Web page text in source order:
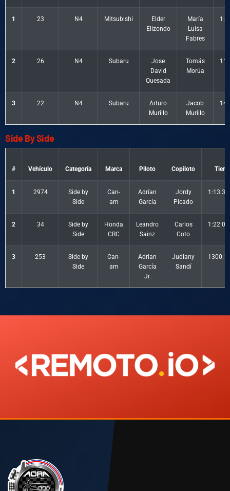
1 23 N4 Mitsubishi
Elder
Elizondo
María
Luisa
Fabres
2 26 N4 Subaru
Jose
David
Quesada
Tomás
Morúa
3 22 N4 Subaru
Arturo
Murillo
Jacob
Murillo
Side By Side
# Vehículo Categoría Marca Piloto Copiloto
1 2974
Side by
Side
Can-
am
Adrían
García
Jordy
Picado
2 34
Side by
Side
Honda
CRC
Leandro
Sainz
Carlos
Coto
3 253
Side by
Side
Can-
am
Adrian
García
Jr.
Judiany
Sandí